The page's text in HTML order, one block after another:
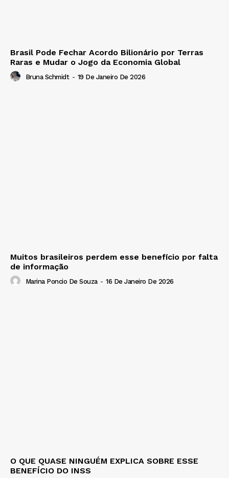
Brasil Pode Fechar Acordo Bilionário por Terras
Raras e Mudar o Jogo da Economia Global
Bruna Schmidt - 19 De Janeiro De 2026
Muitos brasileiros perdem esse benefício por falta
de informação
Marina Poncio De Souza - 16 De Janeiro De 2026
O QUE QUASE NINGUÉM EXPLICA SOBRE ESSE
BENEFÍCIO DO INSS